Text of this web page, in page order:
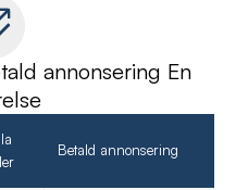
annonsering En
Betald annonsering